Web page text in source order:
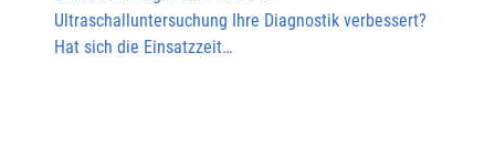
Ultraschalluntersuchung Ihre Diagnostik verbessert?
Hat sich die Einsatzzeit…